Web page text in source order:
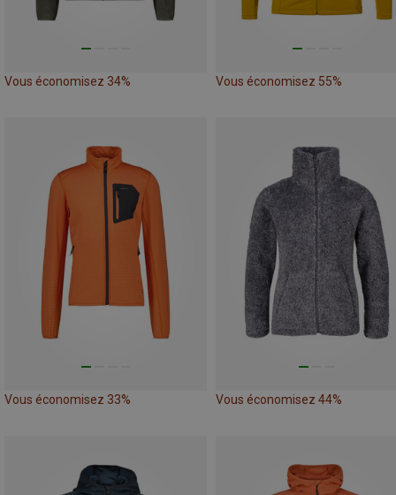
Vous économisez 34% Vous économisez 55%
Vous économisez 33% Vous économisez 44%